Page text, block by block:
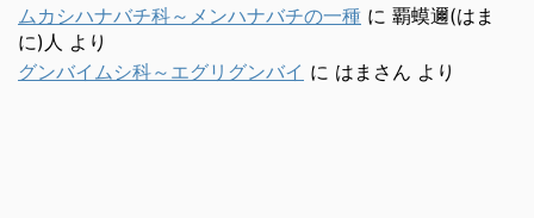
ムカシハナバチ科～メンハナバチの一種 に 覇蟆邇(はま
に)人 より
グンバイムシ科～エグリグンバイ に はまさん より